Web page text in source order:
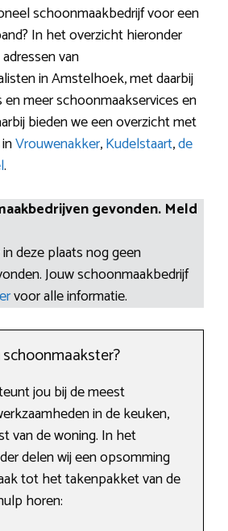
schoonmaakbedrijf voor een
In het overzicht hieronder
van
in Amstelhoek, met daarbij
meer schoonmaakservices en
bieden we een overzicht met
Vrouwenakker,Kudelstaart,de
.
gevonden. Meld
deze plaats nog geen
Jouw schoonmaakbedrijf
voor alle informatie.
jou bij de meest
in de keuken,
van de woning. In het
delen wij een opsomming
tot het takenpakket van de
horen: